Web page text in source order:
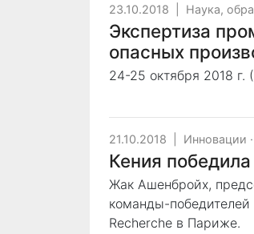
23.10.2018 Наука,
Экспертиза
опасных
24-25 октября 2018
21.10.2018 Инновации ·
Кения
Жак Ашенбройх,
команды-
Recherche в Париже.